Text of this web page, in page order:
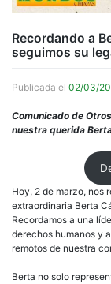
Recordando a
seguimos su
Publicada el 02/03/
Comunicado de
nuestra querida
Hoy, 2 de marzo, nos
extraordinaria Berta
Recordamos a una
derechos humanos y
remotos de nuestra
Berta no solo